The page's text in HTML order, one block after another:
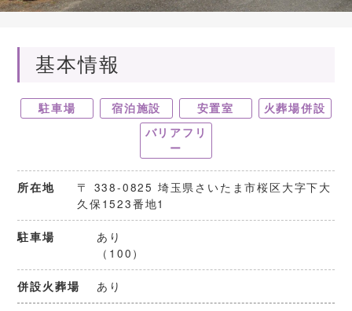
基本情報
駐車場 宿泊施設 安置室
火葬場併設
バリアフリ
ー
所在地
〒 338-0825 埼玉県さいたま市桜区大字下大
久保1523番地1
駐車場
あり
（100）
併設火葬場 あり